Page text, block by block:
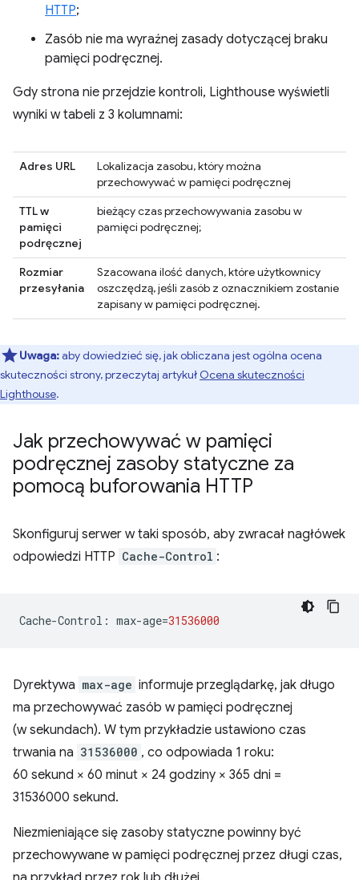
HTTP;
Zasób nie ma wyraźnej zasady dotyczącej braku
pamięci podręcznej.
Gdy strona nie przejdzie kontroli, Lighthouse wyświetli
wyniki w tabeli z 3 kolumnami:
Adres URL
Lokalizacja zasobu, który można
przechowywać w pamięci podręcznej
TTL w
pamięci
podręcznej
bieżący czas przechowywania zasobu w
pamięci podręcznej;
Rozmiar
przesyłania
Szacowana ilość danych, które użytkownicy
oszczędzą, jeśli zasób z oznacznikiem zostanie
zapisany w pamięci podręcznej.
Uwaga:aby dowiedzieć się, jak obliczana jest ogólna ocena
skuteczności strony, przeczytaj artykuł Ocena skuteczności
Lighthouse.
Jak przechowywać w pamięci
podręcznej zasoby statyczne za
pomocą buforowania HTTP
Skonfiguruj serwer w taki sposób, aby zwracał nagłówek
odpowiedzi HTTP Cache-Control :
Cache-Control : max-age=31536000
Dyrektywa max-age informuje przeglądarkę, jak długo
ma przechowywać zasób w pamięci podręcznej
(w sekundach). W tym przykładzie ustawiono czas
trwania na 31536000 , co odpowiada 1 roku:
60 sekund × 60 minut × 24 godziny × 365 dni =
31536000 sekund.
Niezmieniające się zasoby statyczne powinny być
przechowywane w pamięci podręcznej przez długi czas,